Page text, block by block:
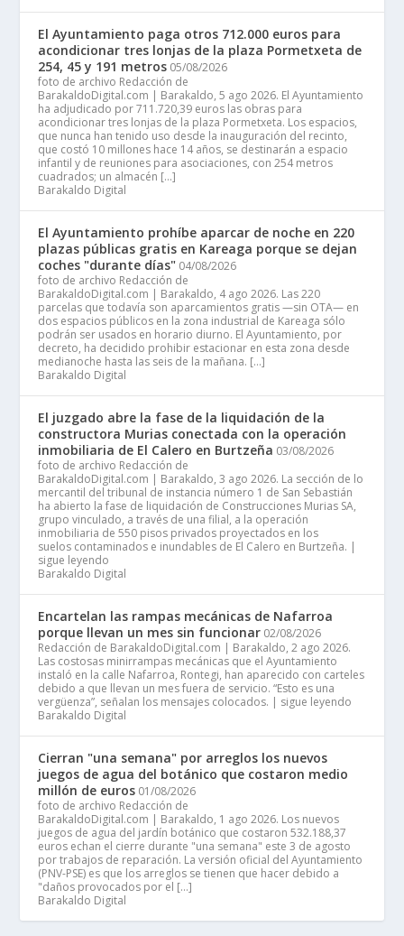
El Ayuntamiento paga otros 712.000 euros para
acondicionar tres lonjas de la plaza Pormetxeta de
254, 45 y 191 metros 05/08/2026
foto de archivo Redacción de
BarakaldoDigital.com | Barakaldo, 5 ago 2026. El Ayuntamiento
ha adjudicado por 711.720,39 euros las obras para
acondicionar tres lonjas de la plaza Pormetxeta. Los espacios,
que nunca han tenido uso desde la inauguración del recinto,
que costó 10 millones hace 14 años, se destinarán a espacio
infantil y de reuniones para asociaciones, con 254 metros
cuadrados; un almacén […]
Barakaldo Digital
El Ayuntamiento prohíbe aparcar de noche en 220
plazas públicas gratis en Kareaga porque se dejan
coches "durante días" 04/08/2026
foto de archivo Redacción de
BarakaldoDigital.com | Barakaldo, 4 ago 2026. Las 220
parcelas que todavía son aparcamientos gratis —sin OTA— en
dos espacios públicos en la zona industrial de Kareaga sólo
podrán ser usados en horario diurno. El Ayuntamiento, por
decreto, ha decidido prohibir estacionar en esta zona desde
medianoche hasta las seis de la mañana. […]
Barakaldo Digital
El juzgado abre la fase de la liquidación de la
constructora Murias conectada con la operación
inmobiliaria de El Calero en Burtzeña 03/08/2026
foto de archivo Redacción de
BarakaldoDigital.com | Barakaldo, 3 ago 2026. La sección de lo
mercantil del tribunal de instancia número 1 de San Sebastián
ha abierto la fase de liquidación de Construcciones Murias SA,
grupo vinculado, a través de una filial, a la operación
inmobiliaria de 550 pisos privados proyectados en los
suelos contaminados e inundables de El Calero en Burtzeña. |
sigue leyendo
Barakaldo Digital
Encartelan las rampas mecánicas de Nafarroa
porque llevan un mes sin funcionar 02/08/2026
Redacción de BarakaldoDigital.com | Barakaldo, 2 ago 2026.
Las costosas minirrampas mecánicas que el Ayuntamiento
instaló en la calle Nafarroa, Rontegi, han aparecido con carteles
debido a que llevan un mes fuera de servicio. “Esto es una
vergüenza”, señalan los mensajes colocados. | sigue leyendo
Barakaldo Digital
Cierran "una semana" por arreglos los nuevos
juegos de agua del botánico que costaron medio
millón de euros 01/08/2026
foto de archivo Redacción de
BarakaldoDigital.com | Barakaldo, 1 ago 2026. Los nuevos
juegos de agua del jardín botánico que costaron 532.188,37
euros echan el cierre durante "una semana" este 3 de agosto
por trabajos de reparación. La versión oficial del Ayuntamiento
(PNV-PSE) es que los arreglos se tienen que hacer debido a
"daños provocados por el […]
Barakaldo Digital